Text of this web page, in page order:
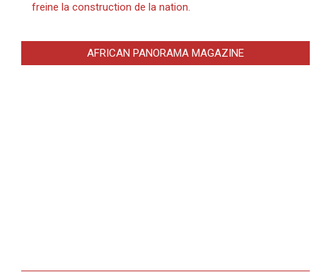
freine la construction de la nation.
AFRICAN PANORAMA MAGAZINE